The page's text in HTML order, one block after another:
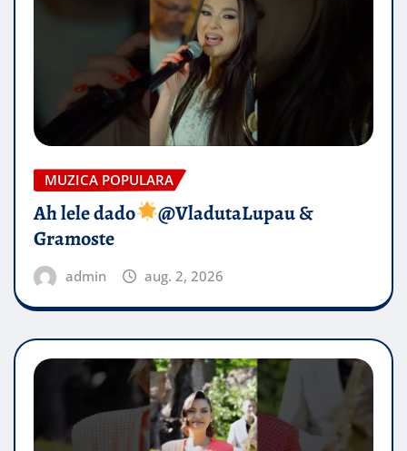
MUZICA POPULARA
Ah lele dado​
@VladutaLupau &
Gramoste
admin aug. 2, 2026